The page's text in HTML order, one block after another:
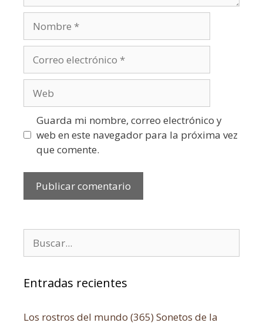
Guarda mi nombre, correo electrónico y
web en este navegador para la próxima vez
que comente.
Entradas recientes
Los rostros del mundo (365) Sonetos de la